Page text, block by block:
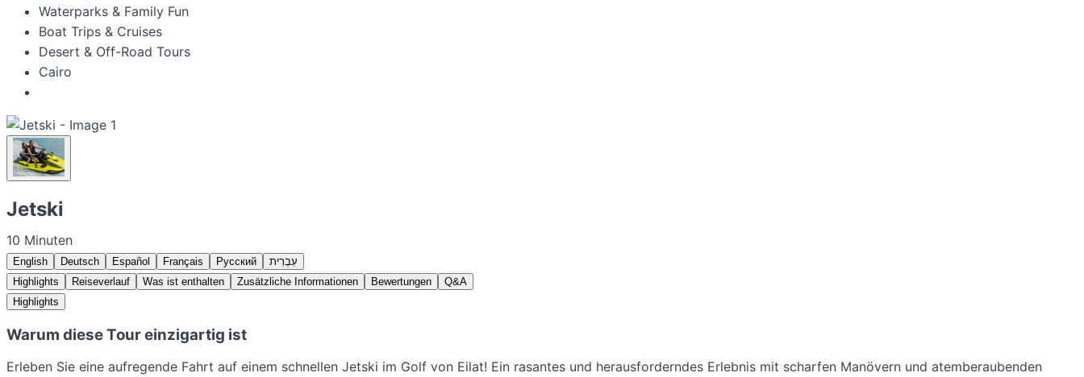
Waterparks & Family Fun
Boat Trips & Cruises
Desert & Off-Road Tours
Cairo
Jetski
10 Minuten
English Deutsch Español Français Русский
עִבְרִית
Highlights
Reiseverlauf Was ist enthalten Zusätzliche Informationen Bewertungen
Q&A
Highlights
Warum diese Tour einzigartig ist
Erleben Sie eine aufregende Fahrt auf einem schnellen Jetski im Golf von Eilat! Ein rasantes und herausforderndes Erlebnis mit scharfen Manövern und atemberaubenden